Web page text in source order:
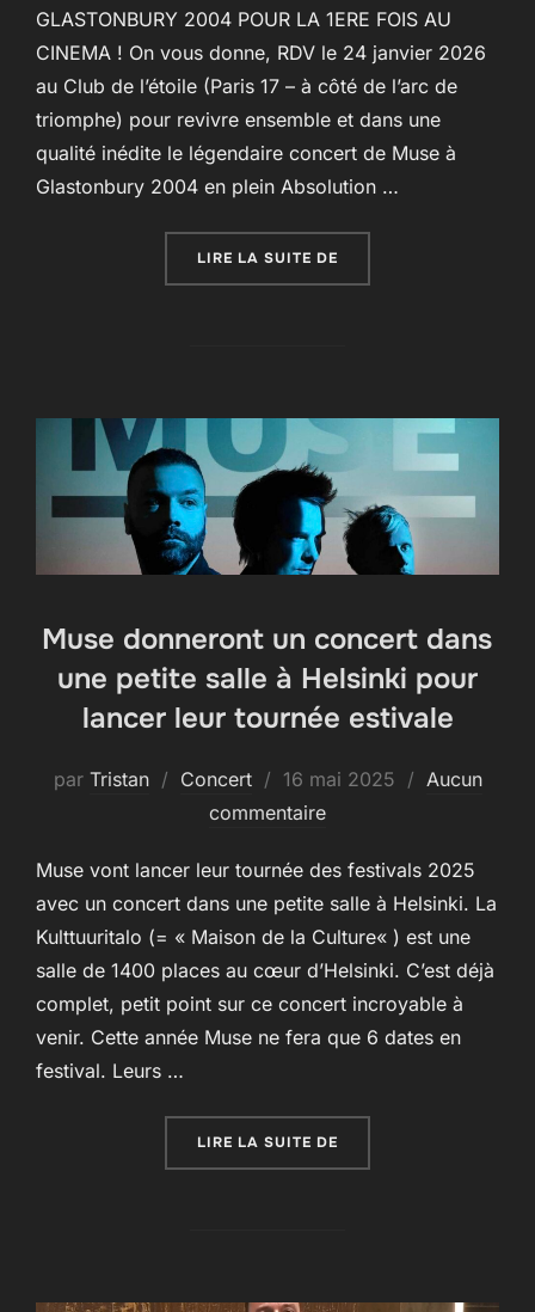
GLASTONBURY 2004 POUR LA 1ERE FOIS AU
CINEMA ! On vous donne, RDV le 24 janvier 2026
au Club de l’étoile (Paris 17 – à côté de l’arc de
triomphe) pour revivre ensemble et dans une
qualité inédite le légendaire concert de Muse à
Glastonbury 2004 en plein Absolution …
LIRE LA SUITE DE
Muse donneront un concert dans
une petite salle à Helsinki pour
lancer leur tournée estivale
par Tristan Concert
Publié
le
16 mai 2025
Aucun
commentaire
Muse vont lancer leur tournée des festivals 2025
avec un concert dans une petite salle à Helsinki. La
Kulttuuritalo (= « Maison de la Culture« ) est une
salle de 1400 places au cœur d’Helsinki. C’est déjà
complet, petit point sur ce concert incroyable à
venir. Cette année Muse ne fera que 6 dates en
festival. Leurs …
LIRE LA SUITE DE